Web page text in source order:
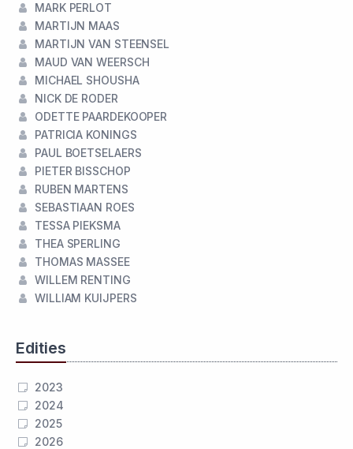
MARK PERLOT
MARTIJN MAAS
MARTIJN VAN STEENSEL
MAUD VAN WEERSCH
MICHAEL SHOUSHA
NICK DE RODER
ODETTE PAARDEKOOPER
PATRICIA KONINGS
PAUL BOETSELAERS
PIETER BISSCHOP
RUBEN MARTENS
SEBASTIAAN ROES
TESSA PIEKSMA
THEA SPERLING
THOMAS MASSEE
WILLEM RENTING
WILLIAM KUIJPERS
Edities
2023
2024
2025
2026